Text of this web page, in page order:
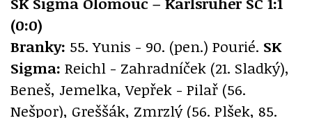
(0:0)
Branky: 55. Yunis - 90. (pen.) Pourié. SK
Sigma: Reichl - Zahradníček (21. Sladký),
Beneš, Jemelka, Vepřek - Pilař (56.
Nešpor), Greššák, Zmrzlý (56. Plšek, 85.